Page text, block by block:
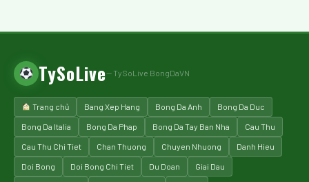
TySoLive— TySoLive BongDaVN
Trang chủ Bang Xep Hang Bong Da Anh Bong Da Duc
Bong Da Italia Bong Da Phap Bong Da Tay Ban Nha Cau Thu
Cau Thu Chi Tiet Chan Thuong Chuyen Nhuong Danh Hieu
Doi Bong Doi Bong Chi Tiet Du Doan Giai Dau